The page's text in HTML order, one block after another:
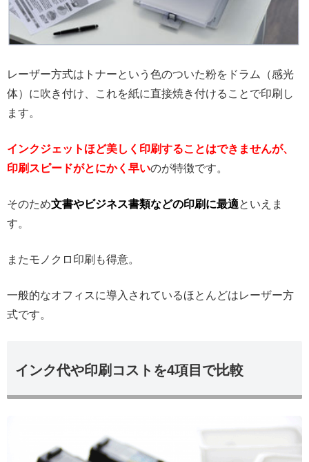
レーザー方式はトナーという色のついた粉をドラム（感光
体）に吹き付け、これを紙に直接焼き付けることで印刷し
ます。
インクジェットほど美しく印刷することはできませんが、
印刷スピードがとにかく早いのが特徴です。
そのため文書やビジネス書類などの印刷に最適といえま
す。
またモノクロ印刷も得意。
一般的なオフィスに導入されているほとんどはレーザー方
式です。
インク代や印刷コストを4項目で比較